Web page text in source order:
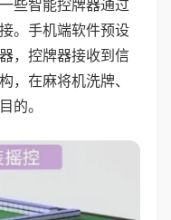
些智能控牌器通过
。手机端软件预设
，控牌器接收到信
，在麻将机洗牌、
的。